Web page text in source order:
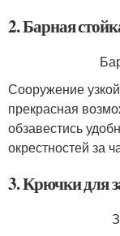
2. Барная
Сооружение
прекрасная
обзавестись
окрестностей за
3. Крючки для